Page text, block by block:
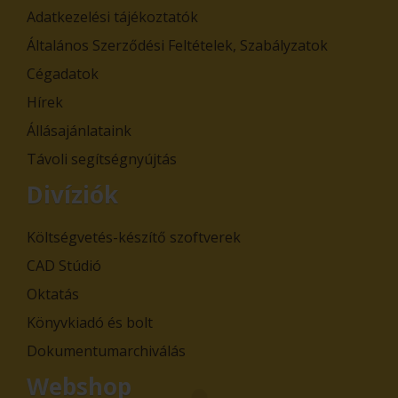
Adatkezelési tájékoztatók
Általános Szerződési Feltételek, Szabályzatok
Cégadatok
Hírek
Állásajánlataink
Távoli segítségnyújtás
Divíziók
Költségvetés-készítő szoftverek
CAD Stúdió
Oktatás
Könyvkiadó és bolt
Dokumentumarchiválás
Webshop